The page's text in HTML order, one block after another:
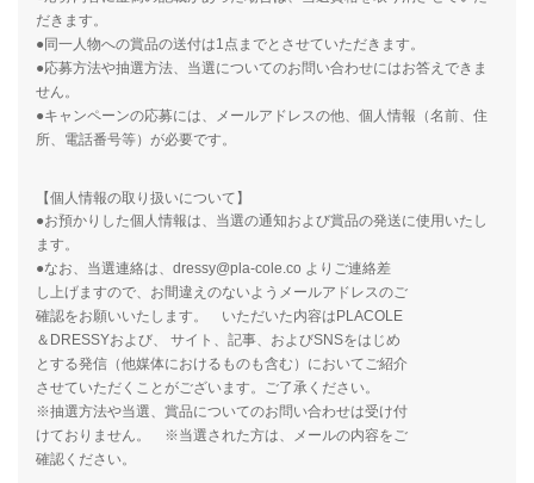
だきます。
●同一人物への賞品の送付は1点までとさせていただきます。
●応募方法や抽選方法、当選についてのお問い合わせにはお答えできま
せん。
●キャンペーンの応募には、メールアドレスの他、個人情報（名前、住
所、電話番号等）が必要です。
【個人情報の取り扱いについて】
●お預かりした個人情報は、当選の通知および賞品の発送に使用いたし
ます。
●なお、当選連絡は、dressy@pla-cole.co よりご連絡差
し上げますので、お間違えのないようメールアドレスのご
確認をお願いいたします。 いただいた内容はPLACOLE
＆DRESSYおよび、 サイト、記事、およびSNSをはじめ
とする発信（他媒体におけるものも含む）においてご紹介
させていただくことがございます。ご了承ください。
※抽選方法や当選、賞品についてのお問い合わせは受け付
けておりません。 ※当選された方は、メールの内容をご
確認ください。